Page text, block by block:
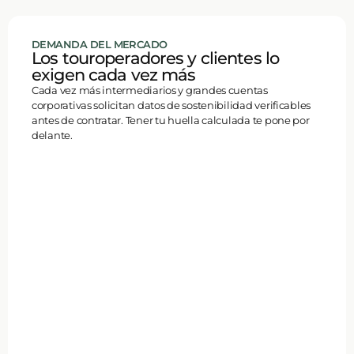
DEMANDA DEL MERCADO
Los touroperadores y clientes lo
exigen cada vez más
Cada vez más intermediarios y grandes cuentas
corporativas solicitan datos de sostenibilidad verificables
antes de contratar. Tener tu huella calculada te pone por
delante.